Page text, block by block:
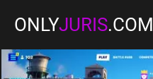
ONLYJURIS.COM